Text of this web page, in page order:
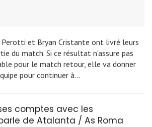
Perotti et Bryan Cristante ont livré leurs
du match. Si ce résultat n'assure pas
pour le match retour, elle va donner
pour continuer à…
comptes avec les
de Atalanta / As Roma